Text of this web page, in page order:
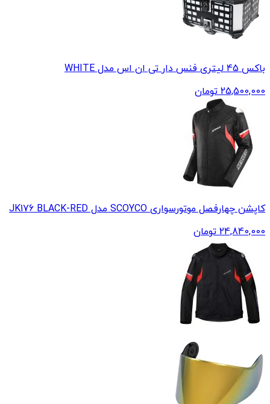
باکس 45 لیتری فنس دار تی ان اس مدل WHITE
25,500,000 تومان
کاپشن چهارفصل موتورسواری SCOYCO مدل JK176 BLACK-RED
24,840,000 تومان